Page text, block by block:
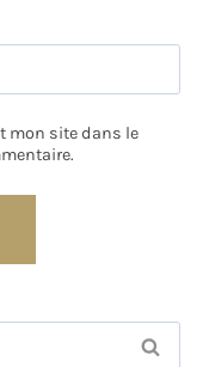
mon site dans le